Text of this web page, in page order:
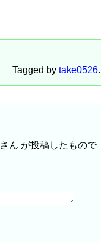
Tagged by take0526.
さん が投稿したもので